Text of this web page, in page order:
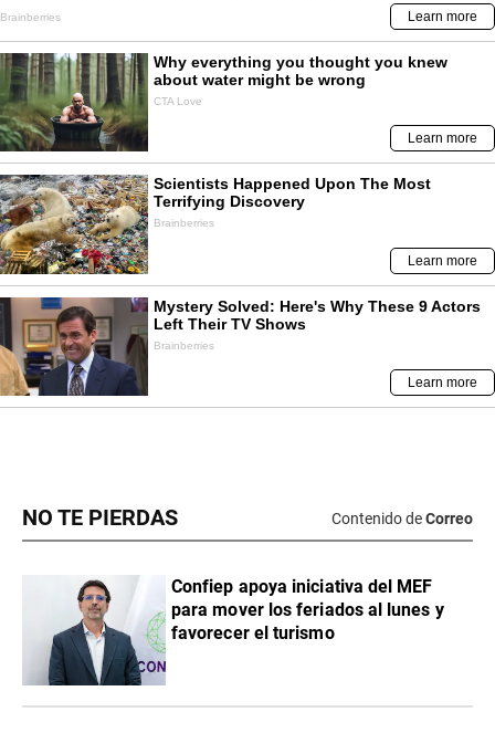
NO TE PIERDAS Contenido deCorreo
Confiep apoya iniciativa del MEF
para mover los feriados al lunes y
favorecer el turismo